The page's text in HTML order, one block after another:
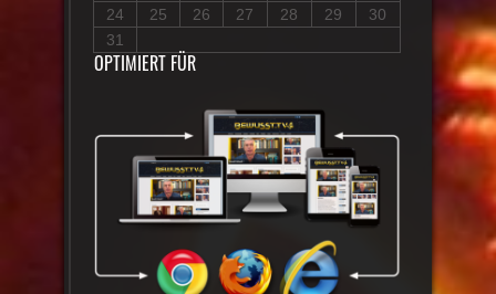
24
25 26 27 28 29
30
31
OPTIMIERT FÜR